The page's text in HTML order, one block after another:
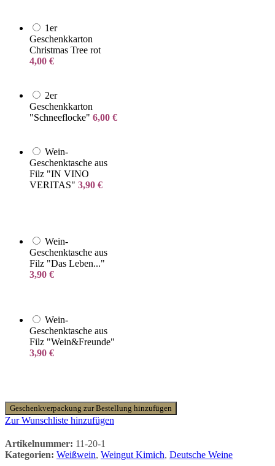
1er
Geschenkkarton
Christmas Tree rot
4,00 €
2er
Geschenkkarton
"Schneeflocke" 6,00 €
Wein-
Geschenktasche aus
Filz "IN VINO
VERITAS" 3,90 €
Wein-
Geschenktasche aus
Filz "Das Leben..."
3,90 €
Wein-
Geschenktasche aus
Filz "Wein&Freunde"
3,90 €
Geschenkverpackung zur Bestellung hinzufügen
Zur Wunschliste hinzufügen
Artikelnummer: 11-20-1
Kategorien: Weißwein, Weingut Kimich, Deutsche Weine